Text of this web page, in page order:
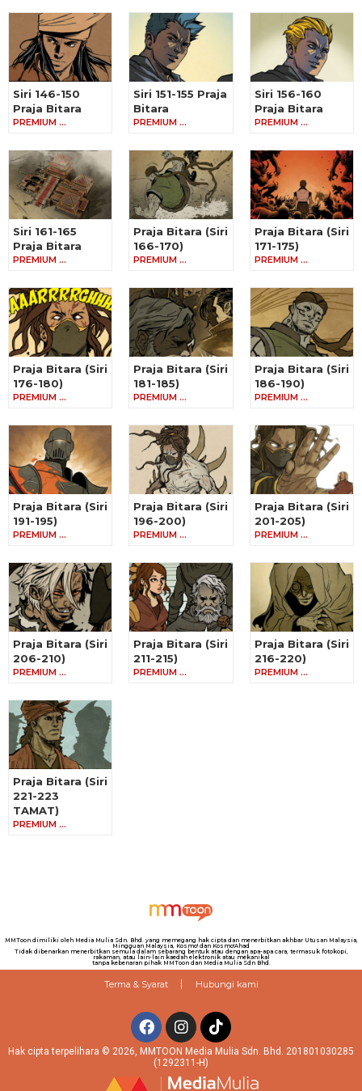
Siri 146-150
Praja Bitara
PREMIUM …
Siri 151-155 Praja
Bitara
PREMIUM …
Siri 156-160
Praja Bitara
PREMIUM …
Siri 161-165
Praja Bitara
PREMIUM …
Praja Bitara (Siri
166-170)
PREMIUM …
Praja Bitara (Siri
171-175)
PREMIUM …
Praja Bitara (Siri
176-180)
PREMIUM …
Praja Bitara (Siri
181-185)
PREMIUM …
Praja Bitara (Siri
186-190)
PREMIUM …
Praja Bitara (Siri
191-195)
PREMIUM …
Praja Bitara (Siri
196-200)
PREMIUM …
Praja Bitara (Siri
201-205)
PREMIUM …
Praja Bitara (Siri
206-210)
PREMIUM …
Praja Bitara (Siri
211-215)
PREMIUM …
Praja Bitara (Siri
216-220)
PREMIUM …
Praja Bitara (Siri
221-223
TAMAT)
PREMIUM …
MMToon dimiliki oleh Media Mulia Sdn. Bhd. yang memegang hak cipta dan menerbitkan akhbar Utusan Malaysia,
Mingguan Malaysia, Kosmo! dan Kosmo!Ahad
Tidak dibenarkan menerbitkan semula dalam sebarang bentuk atau dengan apa-apa cara, termasuk fotokopi,
rakaman, atau lain-lain kaedah elektronik atau mekanikal
tanpa kebenaran pihak MMToon dan Media Mulia Sdn Bhd.
Terma & Syarat Hubungi kami
Hak cipta terpelihara © 2026, MMTOON Media Mulia Sdn. Bhd. 201801030285
(1292311-H)